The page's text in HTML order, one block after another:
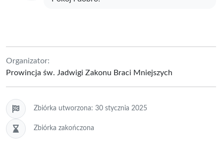
Organizator:
Prowincja św. Jadwigi Zakonu Braci Mniejszych
Zbiórka utworzona: 30 stycznia 2025
Zbiórka zakończona